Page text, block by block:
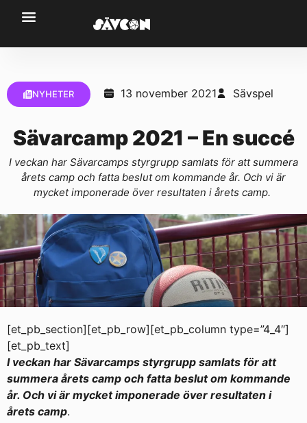
NYHETER 13 november 2021 Sävspel
Sävarcamp 2021 – En succé
I veckan har Sävarcamps styrgrupp samlats för att summera
årets camp och fatta beslut om kommande år. Och vi är
mycket imponerade över resultaten i årets camp.
[et_pb_section][et_pb_row][et_pb_column type=”4_4″]
[et_pb_text]
I veckan har Sävarcamps styrgrupp samlats för att
summera årets camp och fatta beslut om kommande
år. Och vi är mycket imponerade över resultaten i
årets camp.